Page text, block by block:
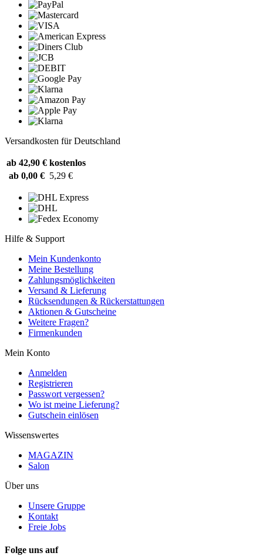
Versandkosten für Deutschland
ab 42,90 € kostenlos
ab 0,00 € 5,29 €
Hilfe & Support
Mein Kundenkonto
Meine Bestellung
Zahlungsmöglichkeiten
Versand & Lieferung
Rücksendungen & Rückerstattungen
Aktionen & Gutscheine
Weitere Fragen?
Firmenkunden
Mein Konto
Anmelden
Registrieren
Passwort vergessen?
Wo ist meine Lieferung?
Gutschein einlösen
Wissenswertes
MAGAZIN
Salon
Über uns
Unsere Gruppe
Kontakt
Freie Jobs
Folge uns auf